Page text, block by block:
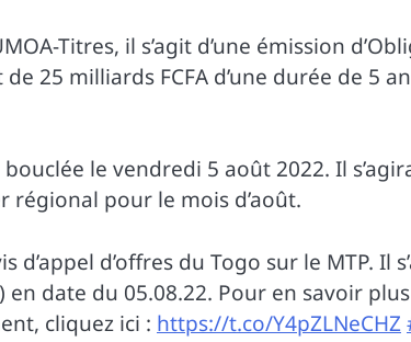
Titres, il s’agit d’une émission
25 milliards FCFA d’une durée de 5
bouclée le vendredi 5 août 2022. Il
régional pour le mois d’août.
d’appel d’offres du Togo sur le MTP.
en date du 05.08.22. Pour en savoir
cliquez ici : https://t.co/Y4pZLNeCHZ